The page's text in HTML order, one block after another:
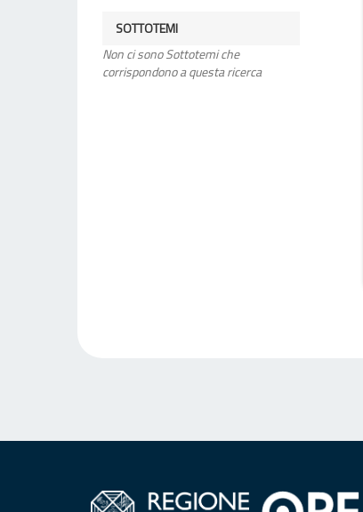
SOTTOTEMI
Non ci sono Sottotemi che
corrispondono a questa ricerca